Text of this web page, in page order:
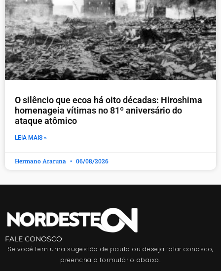
O silêncio que ecoa há oito décadas: Hiroshima
homenageia vítimas no 81º aniversário do
ataque atômico
LEIA MAIS »
Hermano Araruna 06/08/2026
FALE CONOSCO
Se você tem uma sugestão de pauta ou deseja falar conosco,
preencha o formulário abaixo.